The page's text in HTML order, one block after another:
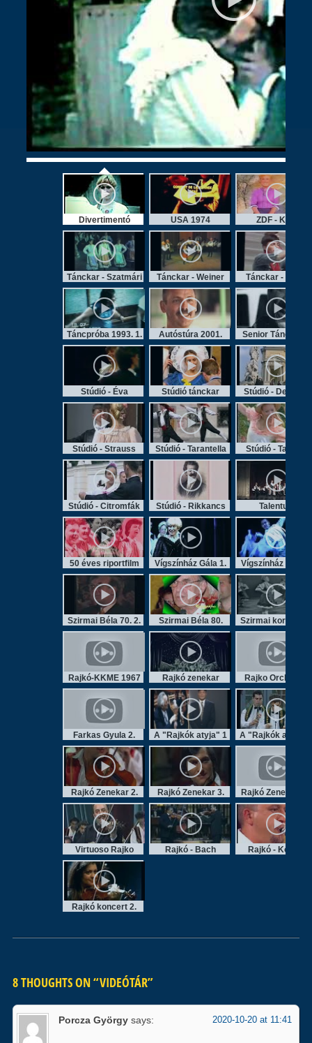
Divertimentó USA 1974 ZDF - Köln
Tánckar - Szatmári Tánckar - Weiner
Tánckar - Petőfi
Cs.
Táncpróba 1993. 1. Autóstúra 2001. Senior Tánckar 2.
Stúdió - Éva Stúdió tánckar Stúdió - Denevér
Stúdió - Strauss Stúdió - Tarantella Stúdió - Tavaszi
Stúdió - Citromfák Stúdió - Rikkancs Talentum
50 éves riportfilm Vígszínház Gála 1. Vígszínház Gála
Szirmai Béla 70. 2. Szirmai Béla 80. Szirmai koreogr.
Rajkó-KKME 1967
Rajkó zenekar
/archív/
Rajko Orchestra
Farkas Gyula 2. A "Rajkók atyja" 1 A "Rajkók atyja"
Rajkó Zenekar 2. Rajkó Zenekar 3. Rajkó Zenekar
Virtuoso Rajko Rajkó - Bach Rajkó - Kodály
Rajkó koncert 2.
8 THOUGHTS ON “VIDEÓTÁR”
Porcza György says: 2020-10-20 at 11:41